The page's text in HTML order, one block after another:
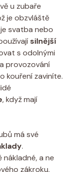
u zubaře
je obzvláště
svatba nebo
silnější
s odolnými
provozování
kouření zaviníte.
, když mají
má své
.
a ne
zákroku.